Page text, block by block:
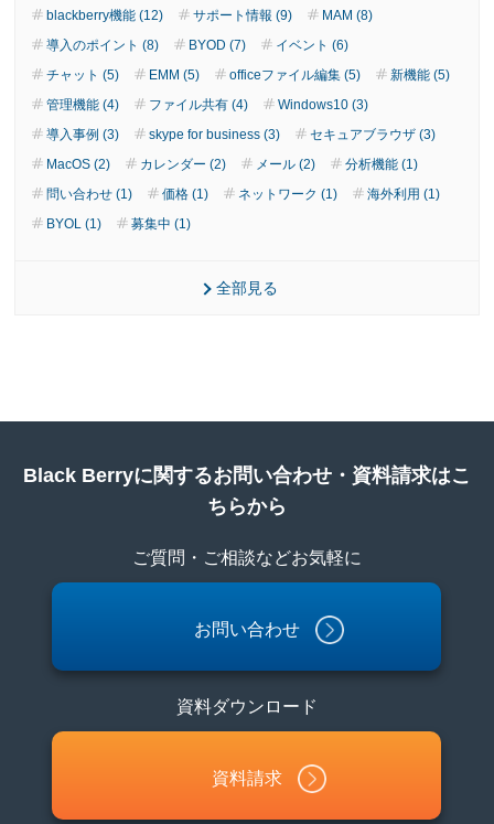
blackberry機能 (12)
サポート情報 (9)
MAM (8)
導入のポイント (8)
BYOD (7)
イベント (6)
チャット (5)
EMM (5) officeファイル編集 (5)
新機能 (5)
管理機能 (4)
ファイル共有 (4)
Windows10 (3)
導入事例 (3)
skype for business (3)
セキュアブラウザ (3)
MacOS (2)
カレンダー (2) メール (2)
分析機能 (1)
問い合わせ (1)
価格 (1) ネットワーク (1)
海外利用 (1)
BYOL (1)
募集中 (1)
全部見る
Black Berryに関するお問い合わせ・資料請求はこ
ちらから
ご質問・ご相談などお気軽に
お問い合わせ
資料ダウンロード
資料請求